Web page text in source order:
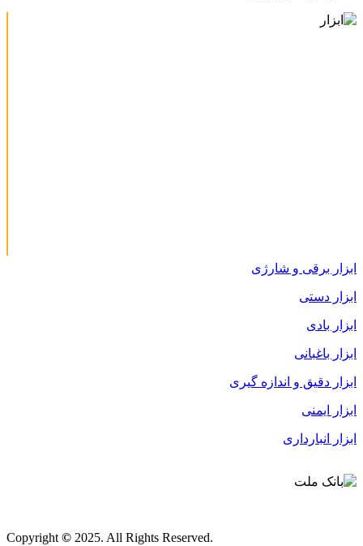
ابزار برقی و شارژی
ابزار دستی
ابزار بادی
ابزار باغبانی
ابزار دقیق و اندازه گیری
ابزار ایمنی
ابزار انبارداری
Copyright© 2025. All Rights Reserved.